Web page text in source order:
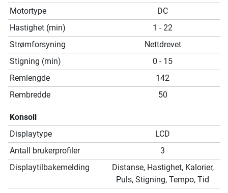
Motortype
DC
Hastighet (min)
1 - 22
Strømforsyning
Nettdrevet
Stigning (min)
0 - 15
Remlengde
142
Rembredde
50
Konsoll
Displaytype
LCD
Antall brukerprofiler
3
Displaytilbakemelding
Distanse, Hastighet, Kalorier,
Puls, Stigning, Tempo, Tid